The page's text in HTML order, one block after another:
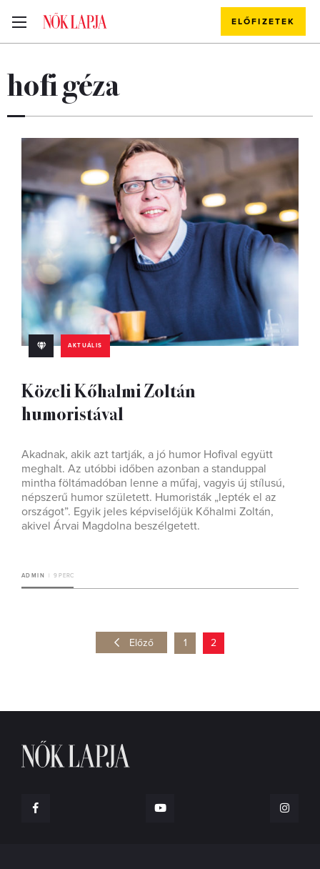
ELŐFIZETEK
hofi géza
AKTUÁLIS
Közeli Kőhalmi Zoltán
humoristával
Akadnak, akik azt tartják, a jó humor Hofival együtt
meghalt. Az utóbbi időben azonban a standuppal
mintha föltámadóban lenne a műfaj, vagyis új stílusú,
népszerű humor született. Humoristák „lepték el az
országot”. Egyik jeles képviselőjük Kőhalmi Zoltán,
akivel Árvai Magdolna beszélgetett.
ADMIN 9 PERC
Előző 1 2